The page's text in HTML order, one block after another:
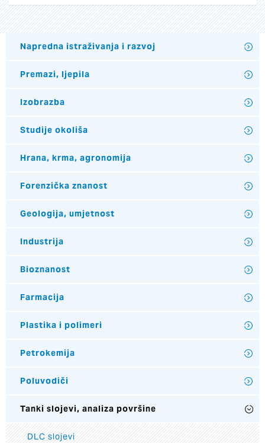
Napredna istraživanja i razvoj
Premazi, ljepila
Izobrazba
Studije okoliša
Hrana, krma, agronomija
Forenzička znanost
Geologija, umjetnost
Industrija
Bioznanost
Farmacija
Plastika i polimeri
Petrokemija
Poluvodiči
Tanki slojevi, analiza površine
DLC slojevi